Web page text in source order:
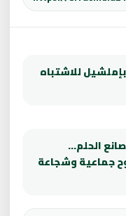
للاشتباه
الحلم…
جماعية وشجاعة